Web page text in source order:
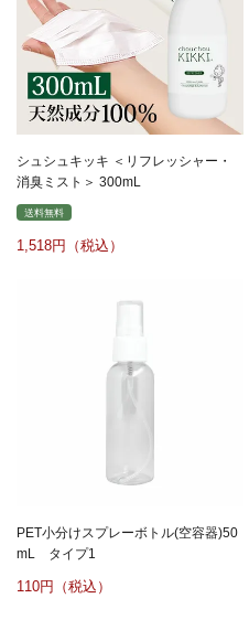
シュシュキッキ ＜リフレッシャー・
消臭ミスト＞ 300mL
送料無料
1,518
PET小分けスプレーボトル(空容器)50
mL タイプ1
110